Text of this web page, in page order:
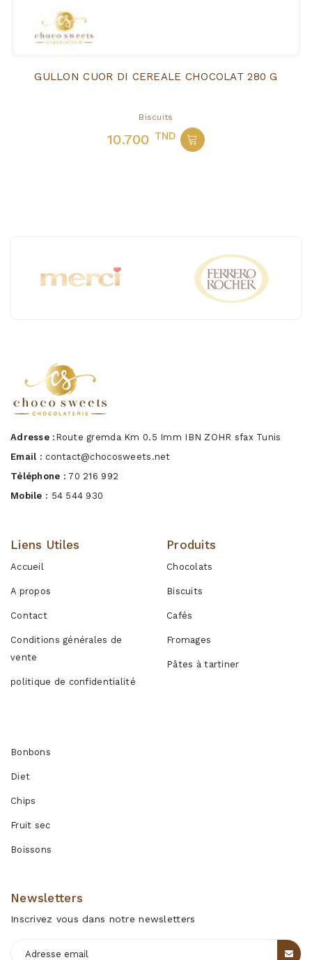
GULLON CUOR DI CEREALE CHOCOLAT 280 G
Biscuits
10.700 TND
Adresse : Route gremda Km 0.5 Imm IBN ZOHR sfax Tunis
Email : contact@chocosweets.net
Téléphone : 70 216 992
Mobile : 54 544 930
Liens Utiles
Accueil
A propos
Contact
Conditions générales de
vente
politique de confidentialité
Produits
Chocolats
Biscuits
Cafés
Fromages
Pâtes à tartiner
Bonbons
Diet
Chips
Fruit sec
Boissons
Newsletters
Inscrivez vous dans notre newsletters